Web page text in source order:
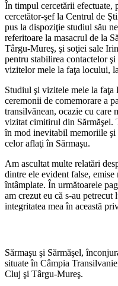
În timpul cercetării efectuate,
cercetător-şef la Centrul de
pus la dispoziţie studiul său
referitoare la masacrul de la
Târgu-Mureş, şi soţiei sale
pentru stabilirea contactelor
vizitelor mele la faţa locului,
Studiul şi vizitele mele la faţa
ceremonii de comemorare a
transilvănean, ocazie cu care
vizitat cimitirul din Sărmăşel.
în mod inevitabil memoriile şi
celor aflaţi în Sărmaşu.
Am ascultat multe relatări
dintre ele evident false,
întâmplate. În următoarele
am crezut eu că s-au
integritatea mea în această
Sărmaşu şi Sărmăşel,
situate în Câmpia
Cluj şi Târgu-Mureş.